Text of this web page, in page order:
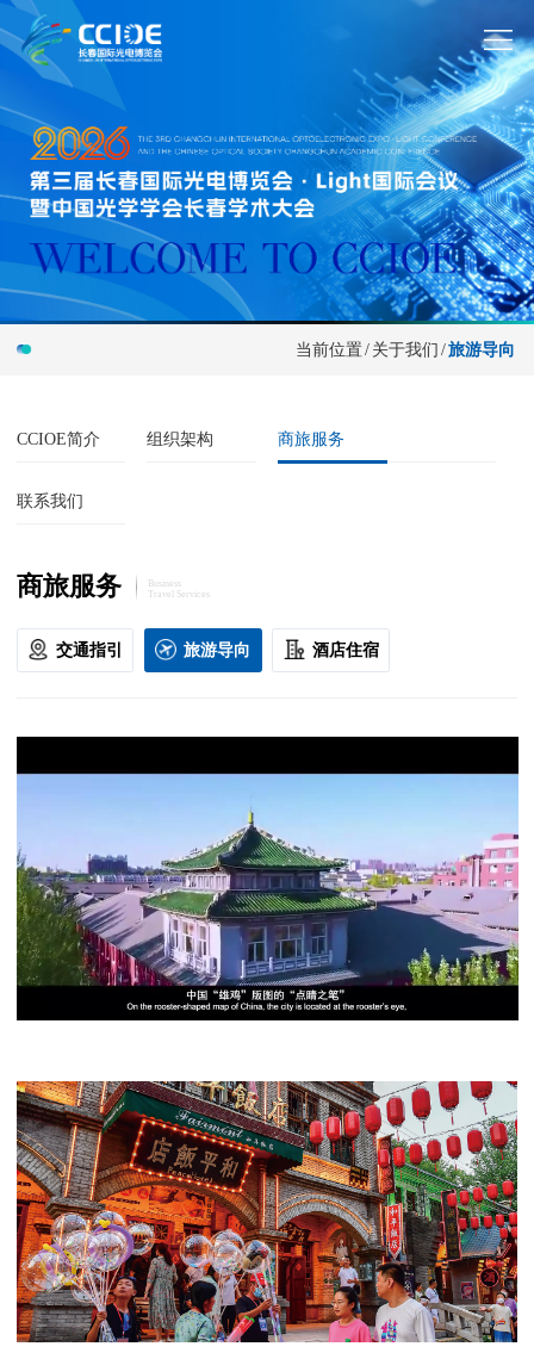
当前位置/关于我们 /旅游导向
CCIOE简介 组织架构 商旅服务
联系我们
商旅服务
Business
Travel Services
交通指引 旅游导向 酒店住宿